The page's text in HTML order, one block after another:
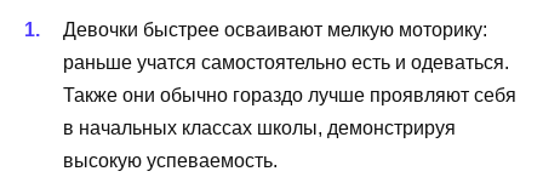
Девочки быстрее осваивают мелкую моторику:
раньше учатся самостоятельно есть и одеваться.
Также они обычно гораздо лучше проявляют себя
в начальных классах школы, демонстрируя
высокую успеваемость.